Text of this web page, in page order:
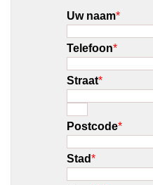
Uw naam*
Telefoon*
Straat*
Postcode*
Stad*